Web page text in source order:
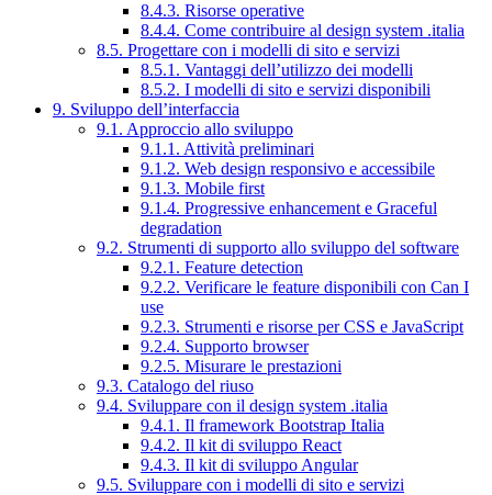
8.4.3. Risorse operative
8.4.4. Come contribuire al design system .italia
8.5. Progettare con i modelli di sito e servizi
8.5.1. Vantaggi dell’utilizzo dei modelli
8.5.2. I modelli di sito e servizi disponibili
9. Sviluppo dell’interfaccia
9.1. Approccio allo sviluppo
9.1.1. Attività preliminari
9.1.2. Web design responsivo e accessibile
9.1.3. Mobile first
9.1.4. Progressive enhancement e Graceful
degradation
9.2. Strumenti di supporto allo sviluppo del software
9.2.1. Feature detection
9.2.2. Verificare le feature disponibili con Can I
use
9.2.3. Strumenti e risorse per CSS e JavaScript
9.2.4. Supporto browser
9.2.5. Misurare le prestazioni
9.3. Catalogo del riuso
9.4. Sviluppare con il design system .italia
9.4.1. Il framework Bootstrap Italia
9.4.2. Il kit di sviluppo React
9.4.3. Il kit di sviluppo Angular
9.5. Sviluppare con i modelli di sito e servizi